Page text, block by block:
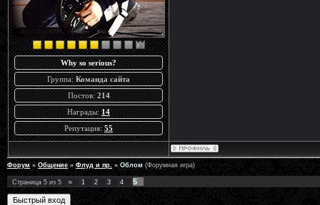
Why so serious?
Группа: Команда сайта
Постов: 214
Награды: 14
Репутация: 55
Форум » Общение » Флуд и пр. » Облом (Форумная игра)
Страница 5 из 5 « 1 2 3 4 5